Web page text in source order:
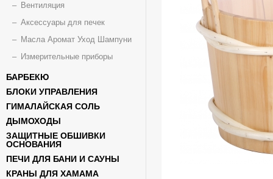
Вентиляция
Аксессуары для печек
Масла Аромат Уход Шампуни
Измерительные приборы
БАРБЕКЮ
БЛОКИ УПРАВЛЕНИЯ
ГИМАЛАЙСКАЯ СОЛЬ
ДЫМОХОДЫ
ЗАЩИТНЫЕ ОБШИВКИ
ОСНОВАНИЯ
ПЕЧИ ДЛЯ БАНИ И САУНЫ
КРАНЫ ДЛЯ ХАМАМА